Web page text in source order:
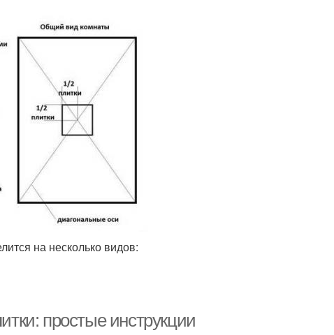
на несколько видов:
простые инструкции